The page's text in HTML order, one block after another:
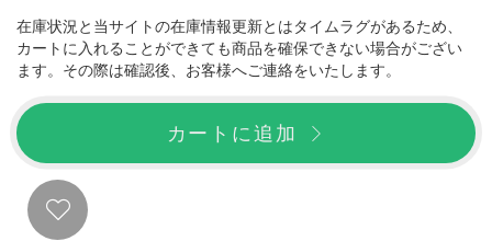
在庫状況と当サイトの在庫情報更新とはタイムラグがあるため、
カートに入れることができても商品を確保できない場合がござい
ます。その際は確認後、お客様へご連絡をいたします。
カートに追加